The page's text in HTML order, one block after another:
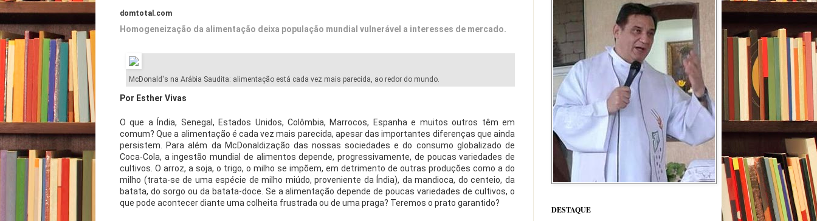
domtotal.com
Homogeneização da alimentação deixa população mundial vulnerável a interesses de mercado.
McDonald's na Arábia Saudita: alimentação está cada vez mais parecida, ao redor do mundo.
Por Esther Vivas
O que a Índia, Senegal, Estados Unidos, Colômbia, Marrocos, Espanha e muitos outros têm em
comum? Que a alimentação é cada vez mais parecida, apesar das importantes diferenças que ainda
persistem. Para além da McDonaldização das nossas sociedades e do consumo globalizado de
Coca-Cola, a ingestão mundial de alimentos depende, progressivamente, de poucas variedades de
cultivos. O arroz, a soja, o trigo, o milho se impõem, em detrimento de outras produções como a do
milho (trata-se de uma espécie de milho miúdo, proveniente da Índia), da mandioca, do centeio, da
batata, do sorgo ou da batata-doce. Se a alimentação depende de poucas variedades de cultivos, o
que pode acontecer diante uma colheita frustrada ou de uma praga? Teremos o prato garantido?
DESTAQUE